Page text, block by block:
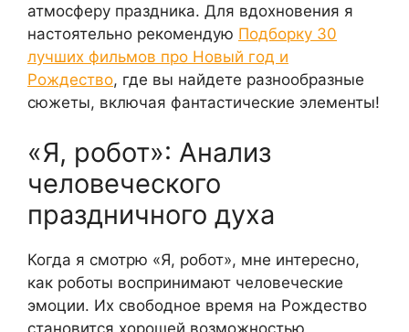
атмосферу праздника. Для вдохновения я
настоятельно рекомендую Подборку 30
лучших фильмов про Новый год и
Рождество, где вы найдете разнообразные
сюжеты, включая фантастические элементы!
«Я, робот»: Анализ
человеческого
праздничного духа
Когда я смотрю «Я, робот», мне интересно,
как роботы воспринимают человеческие
эмоции. Их свободное время на Рождество